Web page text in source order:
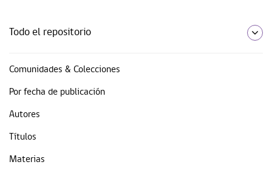
Todo el repositorio
Comunidades & Colecciones
Por fecha de publicación
Autores
Títulos
Materias